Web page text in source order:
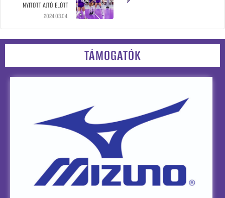
2024.03.04.
NYITOTT AJTÓ ELŐTT
TÁMOGATÓK